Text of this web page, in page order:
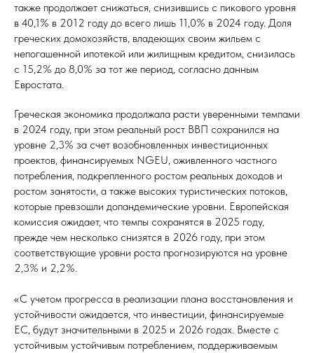
также продолжает снижаться, снизившись с пикового уровня
в 40,1% в 2012 году до всего лишь 11,0% в 2024 году. Доля
греческих домохозяйств, владеющих своим жильем с
непогашенной ипотекой или жилищным кредитом, снизилась
с 15,2% до 8,0% за тот же период, согласно данным
Евростата.
Греческая экономика продолжала расти уверенными темпами
в 2024 году, при этом реальный рост ВВП сохранился на
уровне 2,3% за счет возобновленных инвестиционных
проектов, финансируемых NGEU, оживленного частного
потребления, подкрепленного ростом реальных доходов и
ростом занятости, а также высоких туристических потоков,
которые превзошли допандемические уровни. Европейская
комиссия ожидает, что темпы сохранятся в 2025 году,
прежде чем несколько снизятся в 2026 году, при этом
соответствующие уровни роста прогнозируются на уровне
2,3% и 2,2%.
«С учетом прогресса в реализации плана восстановления и
устойчивости ожидается, что инвестиции, финансируемые
ЕС, будут значительными в 2025 и 2026 годах. Вместе с
устойчивым устойчивым потреблением, поддерживаемым